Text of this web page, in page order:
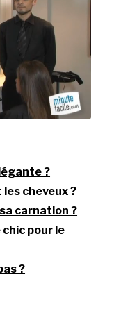
?
cheveux ?
carnation ?
pour le
?